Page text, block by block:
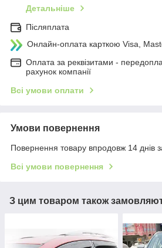
Детальніше
Післяплата
Онлайн-оплата карткою Visa,
Оплата за реквізитами -
рахунок компанії
Всі умови оплати
Умови повернення
Повернення товару впродовж 14 днів
Всі умови повернення
З цим товаром також